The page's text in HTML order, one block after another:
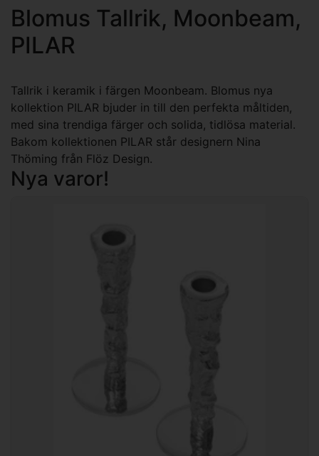
Blomus Tallrik, Moonbeam,
PILAR
Tallrik i keramik i färgen Moonbeam. Blomus nya
kollektion PILAR bjuder in till den perfekta måltiden,
med sina trendiga färger och solida, tidlösa material.
Bakom kollektionen PILAR står designern Nina
Thöming från Flöz Design.
Nya varor!